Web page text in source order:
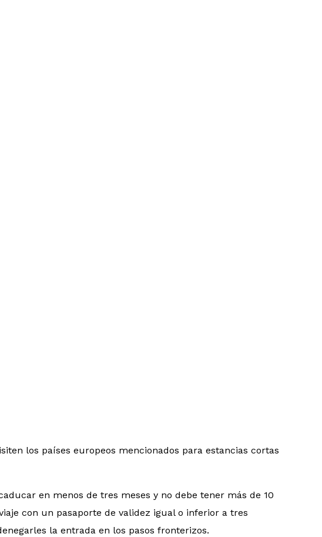
los países europeos mencionados para estancias cortas
en menos de tres meses y no debe tener más de 10
con un pasaporte de validez igual o inferior a tres
la entrada en los pasos fronterizos.